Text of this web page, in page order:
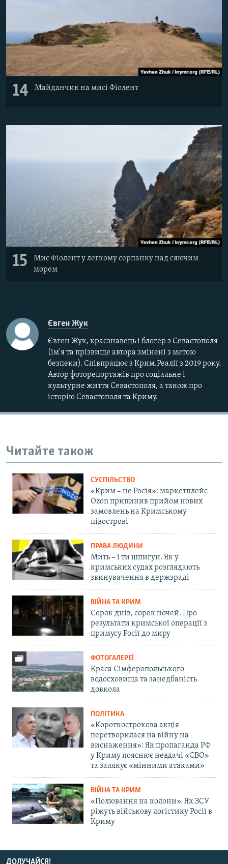
14 Майданчик на мисі Фіолент
15
Мис Фіолент у легкому серпанку над сяючим
морем
Євген Жук
Євген Жук, краєзнавець і блогер з Севастополя
(ім'я та прізвище автора змінені з метою
безпеки). Співпрацює з Крим.Реалії з 2019 року.
Автор фоторепортажів про соціальне і
культурне життя Севастополя, а також про
історію Севастополя та Криму.
Читайте також
СУСПІЛЬСТВО
«Крим – не Росія»: маркетплейс
Ozon припинив прийом нових
замовлень на Кримському
півострові
ПРАВА ЛЮДИНИ
Мить – і ти шпигун. Як у
кримських судах розглядають
звинувачення в держзраді
ВІЙНА ТА КРИМ
Сорок днів, сорок ночей. Про
результати кримської операції з
примусу Росії до миру
ФОТОГАЛЕРЕЇ
Краса Сімферопольського
водосховища та занедбаність
довкола
ПОЛІТИКА
«Короткострокова акція
перетворилася на війну на
виснаження»: Як пропаганда РФ
у Криму пояснює невдачі «СВО»
та залякує «мінними атаками»
ВІЙНА ТА КРИМ
«Полювання на колони». Як ЗСУ
ріжуть військову логістику Росії в
Криму
ДОЛУЧАЙСЯ!